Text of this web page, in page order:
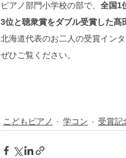
ピアノ部門小学校の部で、 全国1
3位と聴衆賞をダブル受賞した髙
北海道代表のお二人の受賞イン
ぜひご覧ください。
こどもピアノ 学コン 受賞記